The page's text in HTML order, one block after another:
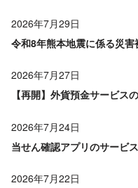
2026年7月29日
令和8年熊本地震に係る災
2026年7月27日
【再開】外貨預金サービス
2026年7月24日
当せん確認アプリのサービ
2026年7月22日